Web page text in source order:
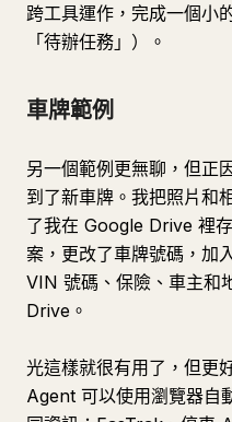
跨工具運作，完成一個小
「待辦任務」）。
車牌範例
另一個範例更無聊，但正
到了新車牌。我把照片和
了我在 Google Drive 裡
案，更改了車牌號碼，加
VIN 號碼、保險、車主和
Drive。
光這樣就很有用了，但更
Agent 可以使用瀏覽器自